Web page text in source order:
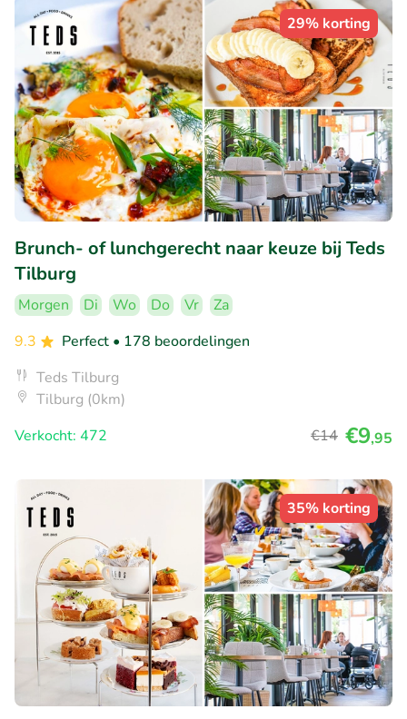
29% korting
Brunch- of lunchgerecht naar keuze bij Teds
Tilburg
Morgen Di Wo Do Vr
Za
9.3
Perfect • 178 beoordelingen
Teds Tilburg
Tilburg (0km)
Verkocht: 472
€14 €9,95
35% korting